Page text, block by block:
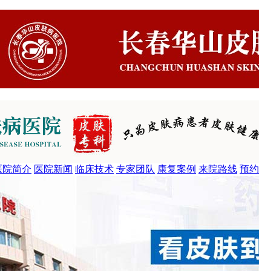
院简介 医院新闻 临床技术 专家团队 康复案例 来院路线 预